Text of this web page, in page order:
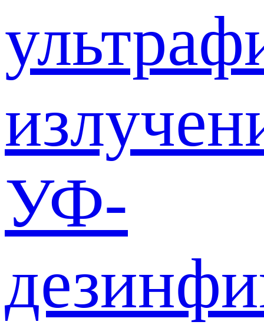
УФ-